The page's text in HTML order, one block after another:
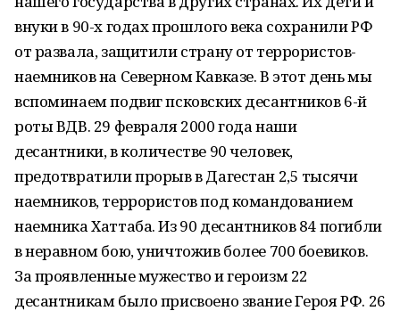
внуки в 90-х годах прошлого века сохранили РФ
от развала, защитили страну от террористов-
наемников на Северном Кавказе. В этот день мы
вспоминаем подвиг псковских десантников 6-й
роты ВДВ. 29 февраля 2000 года наши
десантники, в количестве 90 человек,
предотвратили прорыв в Дагестан 2,5 тысячи
наемников, террористов под командованием
наемника Хаттаба. Из 90 десантников 84 погибли
в неравном бою, уничтожив более 700 боевиков.
За проявленные мужество и героизм 22
десантникам было присвоено звание Героя РФ. 26